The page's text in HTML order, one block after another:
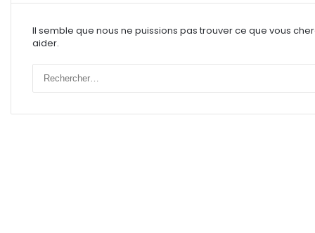
Il semble que nous ne puissions pas trouver ce que vous
aider.